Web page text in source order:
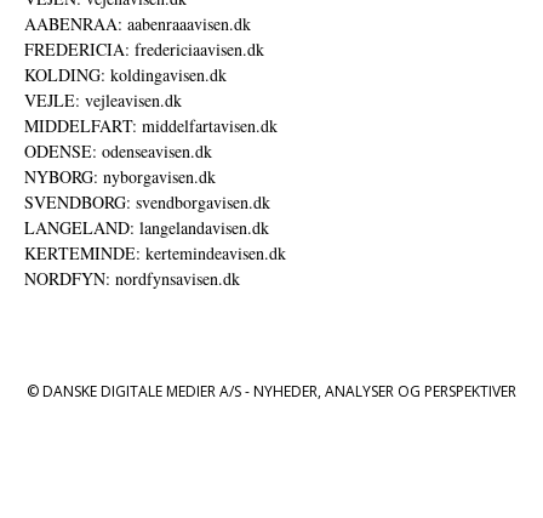
AABENRAA: aabenraaavisen.dk
FREDERICIA: fredericiaavisen.dk
KOLDING: koldingavisen.dk
VEJLE: vejleavisen.dk
MIDDELFART: middelfartavisen.dk
ODENSE: odenseavisen.dk
NYBORG: nyborgavisen.dk
SVENDBORG: svendborgavisen.dk
LANGELAND: langelandavisen.dk
KERTEMINDE: kertemindeavisen.dk
NORDFYN: nordfynsavisen.dk
© DANSKE DIGITALE MEDIER A/S - NYHEDER, ANALYSER OG PERSPEKTIVER